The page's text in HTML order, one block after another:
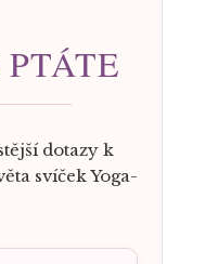
dotazy k
svíček Yoga-